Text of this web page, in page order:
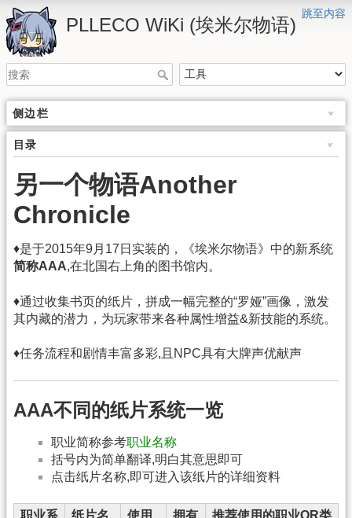
跳至内容
PLLECO WiKi (埃米尔物语)
侧边栏
目录
另一个物语Another
Chronicle
♦是于2015年9月17日实装的，《埃米尔物语》中的新系统
简称AAA,在北国右上角的图书馆内。
♦通过收集书页的纸片，拼成一幅完整的“罗娅”画像，激发
其内藏的潜力，为玩家带来各种属性增益&新技能的系统。
♦任务流程和剧情丰富多彩,且NPC具有大牌声优献声
AAA不同的纸片系统一览
职业简称参考职业名称
括号内为简单翻译,明白其意思即可
点击纸片名称,即可进入该纸片的详细资料